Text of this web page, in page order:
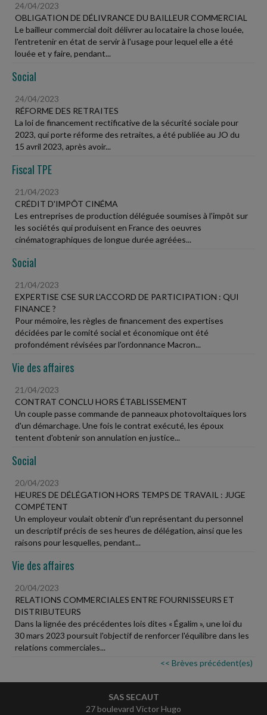
24/04/2023
OBLIGATION DE DÉLIVRANCE DU BAILLEUR COMMERCIAL
Le bailleur commercial doit délivrer au locataire la chose louée,
l'entretenir en état de servir à l'usage pour lequel elle a été
louée et y faire, pendant...
Social
24/04/2023
RÉFORME DES RETRAITES
La loi de financement rectificative de la sécurité sociale pour
2023, qui porte réforme des retraites, a été publiée au JO du
15 avril 2023, après avoir...
Fiscal TPE
21/04/2023
CRÉDIT D'IMPÔT CINÉMA
Les entreprises de production déléguée soumises à l'impôt sur
les sociétés qui produisent en France des oeuvres
cinématographiques de longue durée agréées...
Social
21/04/2023
EXPERTISE CSE SUR L'ACCORD DE PARTICIPATION : QUI
FINANCE ?
Pour mémoire, les règles de financement des expertises
décidées par le comité social et économique ont été
profondément révisées par l'ordonnance Macron...
Vie des affaires
21/04/2023
CONTRAT CONCLU HORS ÉTABLISSEMENT
Un couple passe commande de panneaux photovoltaïques lors
d'un démarchage. Une fois le contrat exécuté, les époux
tentent d'obtenir son annulation en justice...
Social
20/04/2023
HEURES DE DÉLÉGATION HORS TEMPS DE TRAVAIL : JUGE
COMPÉTENT
Un employeur voulait obtenir d'un représentant du personnel
un descriptif précis de ses heures de délégation, ainsi que les
raisons pour lesquelles, pendant...
Vie des affaires
20/04/2023
RELATIONS COMMERCIALES ENTRE FOURNISSEURS ET
DISTRIBUTEURS
Dans la lignée des précédentes lois dites « Égalim », une loi du
30 mars 2023 poursuit l'objectif de renforcer l'équilibre dans les
relations commerciales...
<< Brèves précédent(es)
SAS SECAUT
27 boulevard Victor Hugo